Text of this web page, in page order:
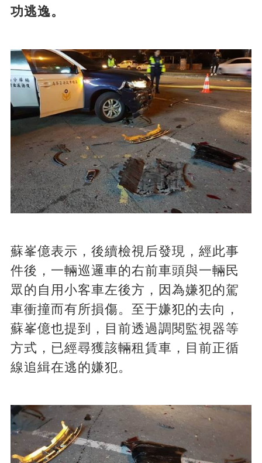
功逃逸。
蘇峯億表示，後續檢視后發現，經此事
件後，一輛巡邏車的右前車頭與一輛民
眾的自用小客車左後方，因為嫌犯的駕
車衝撞而有所損傷。至于嫌犯的去向，
蘇峯億也提到，目前透過調閱監視器等
方式，已經尋獲該輛租賃車，目前正循
線追緝在逃的嫌犯。